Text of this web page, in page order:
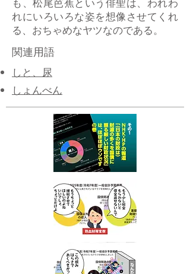
も、松尾芭蕉という俳聖は、われわ
れにいろいろな姿を想像させてくれ
る、おちゃめなヤツなのである。
関連用語
しと、尿
しょんべん